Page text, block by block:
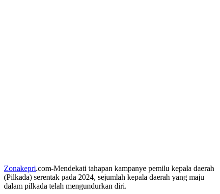
Zonakepri.com-Mendekati tahapan kampanye pemilu kepala daerah
(Pilkada) serentak pada 2024, sejumlah kepala daerah yang maju
dalam pilkada telah mengundurkan diri.